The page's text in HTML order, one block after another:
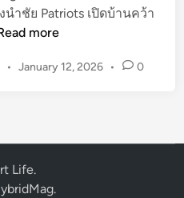
ำชัย Patriots เปิดบ้านคว้า
more
• January 12, 2026 • 0
Life.
.